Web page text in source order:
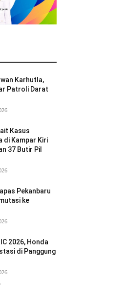
Karhutla,
Patroli Darat
Kasus
di Kampar Kiri
37 Butir Pil
Pekanbaru
ke
2026, Honda
di Panggung